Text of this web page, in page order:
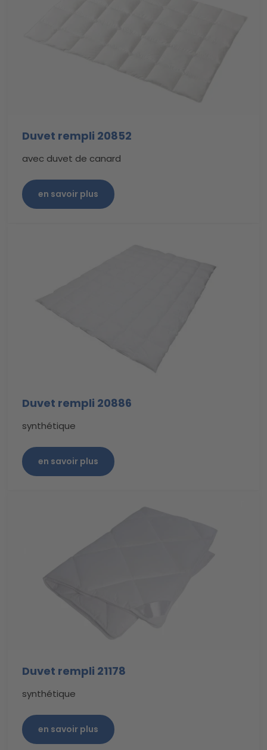
Duvet rempli 20852
avec duvet de canard
en savoir plus
Duvet rempli 20886
synthétique
en savoir plus
Duvet rempli 21178
synthétique
en savoir plus